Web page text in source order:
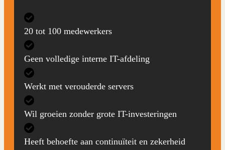
20 tot 100 medewerkers
Geen volledige interne IT-afdeling
Werkt met verouderde servers
Wil groeien zonder grote IT-investeringen
Heeft behoefte aan continuïteit en zekerheid